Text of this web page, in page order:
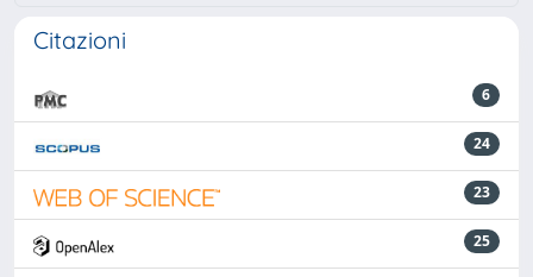
Citazioni
6
24
23
25